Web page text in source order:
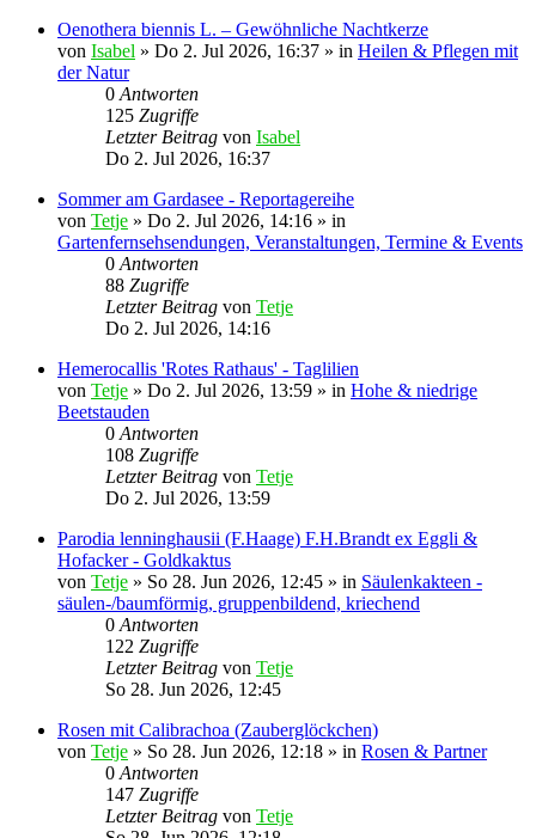
Oenothera biennis L. – Gewöhnliche Nachtkerze
von Isabel » Do 2. Jul 2026, 16:37 » in Heilen & Pflegen mit
der Natur
0 Antworten
125 Zugriffe
Letzter Beitrag von Isabel
Do 2. Jul 2026, 16:37
Sommer am Gardasee - Reportagereihe
von Tetje » Do 2. Jul 2026, 14:16 » in
Gartenfernsehsendungen, Veranstaltungen, Termine & Events
0 Antworten
88 Zugriffe
Letzter Beitrag von Tetje
Do 2. Jul 2026, 14:16
Hemerocallis 'Rotes Rathaus' - Taglilien
von Tetje » Do 2. Jul 2026, 13:59 » in Hohe & niedrige
Beetstauden
0 Antworten
108 Zugriffe
Letzter Beitrag von Tetje
Do 2. Jul 2026, 13:59
Parodia lenninghausii (F.Haage) F.H.Brandt ex Eggli &
Hofacker - Goldkaktus
von Tetje » So 28. Jun 2026, 12:45 » in Säulenkakteen -
säulen-/baumförmig, gruppenbildend, kriechend
0 Antworten
122 Zugriffe
Letzter Beitrag von Tetje
So 28. Jun 2026, 12:45
Rosen mit Calibrachoa (Zauberglöckchen)
von Tetje » So 28. Jun 2026, 12:18 » in Rosen & Partner
0 Antworten
147 Zugriffe
Letzter Beitrag von Tetje